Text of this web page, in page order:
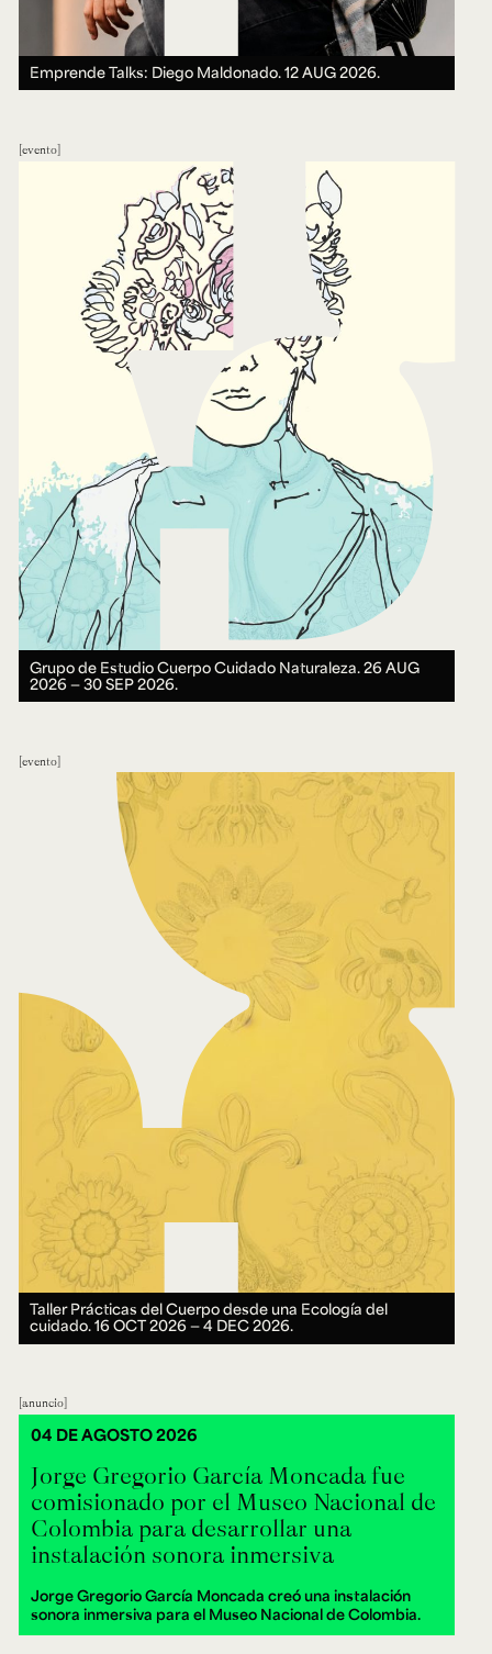
Emprende Talks: Diego Maldonado.12 AUG 2026.
evento
Grupo de Estudio Cuerpo Cuidado Naturaleza.26 AUG
2026 ― 30 SEP 2026.
evento
Taller Prácticas del Cuerpo desde una Ecología del
cuidado.16 OCT 2026 ― 4 DEC 2026.
anuncio
Jorge Gregorio García Moncada fue
comisionado por el Museo Nacional de
Colombia para desarrollar una
instalación sonora inmersiva
Jorge Gregorio García Moncada creó una instalación
sonora inmersiva para el Museo Nacional de Colombia.
04 DE AGOSTO 2026